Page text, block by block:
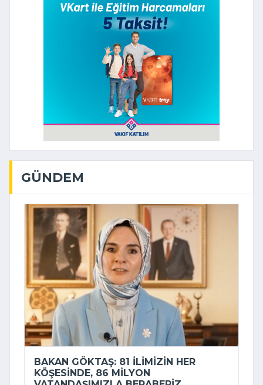
GÜNDEM
BAKAN GÖKTAŞ: 81 ILIMIZIN HER
KÖŞESINDE, 86 MILYON